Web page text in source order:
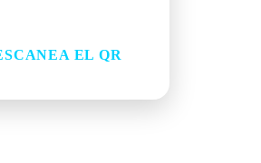
EL QR